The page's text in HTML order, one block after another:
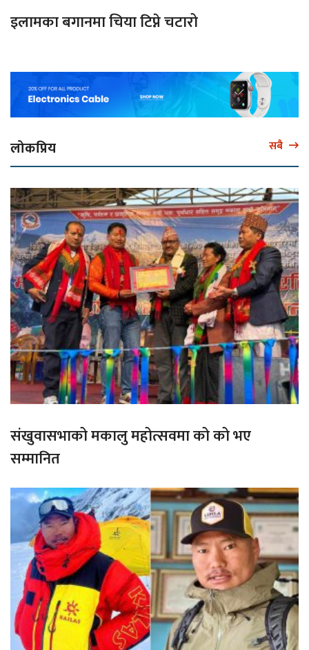
इलामका बगानमा चिया टिप्ने चटारो
लोकप्रिय सबै
संखुवासभाको मकालु महोत्सवमा को को भए
सम्मानित